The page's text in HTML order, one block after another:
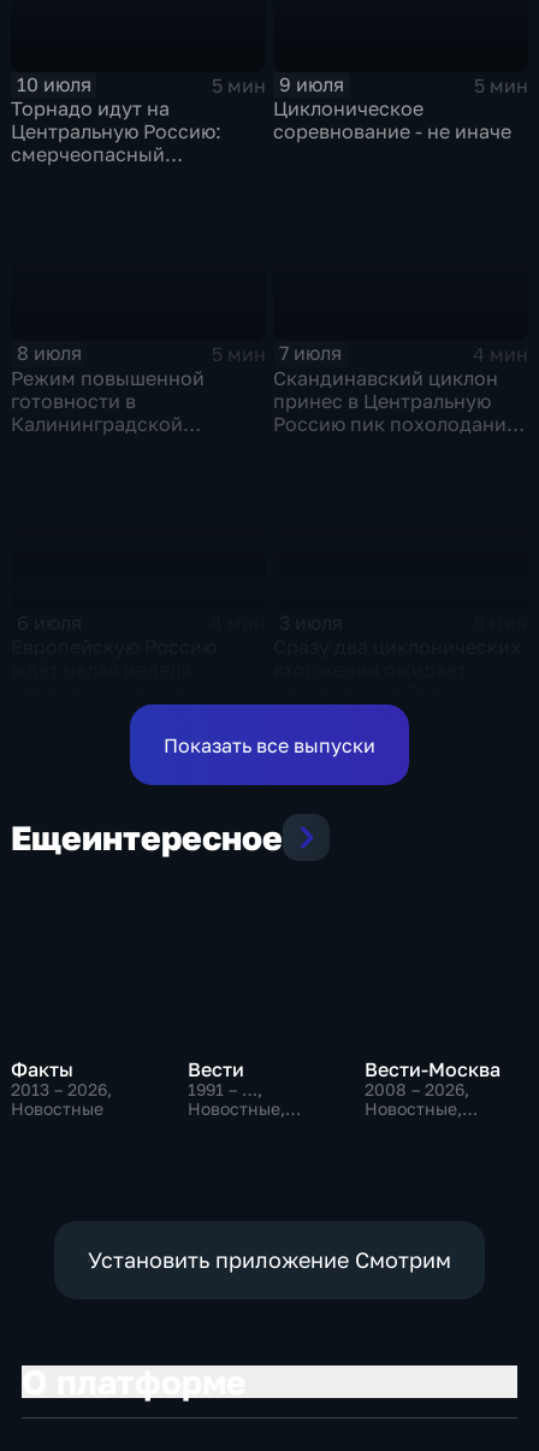
10 июля
5 мин
Торнадо идут на
Центральную Россию:
смерчеопасный
9 июля
5 мин
Циклоническое
соревнование - не иначе
8 июля
5 мин
Режим повышенной
готовности в
Калининградской
7 июля
4 мин
Скандинавский циклон
принес в Центральную
Россию пик похолодания
оставшиеся дни недели
Показать все выпуски
Ещеинтересное
Факты
2013 – 2026,
Новостные
Вести
1991 – …,
Новостные,
Вести-Москва
2008 – 2026,
Новостные,
Установить приложение Смотрим